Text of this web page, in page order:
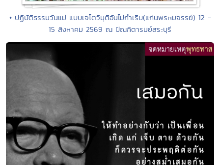
• ปฏิบัติธรรมวันแม่ แบบเจโตวิมุติอันไม่กำเริบ(แก่นพรหมจรรย์) 12 -
15 สิงหาคม 2569 ณ ปัณฑิตารมย์สระบุรี